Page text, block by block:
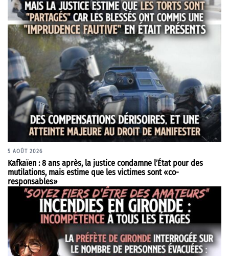
5 AOÛT 2026
Kafkaïen : 8 ans après, la justice condamne l’État pour des
mutilations, mais estime que les victimes sont «co-
responsables»